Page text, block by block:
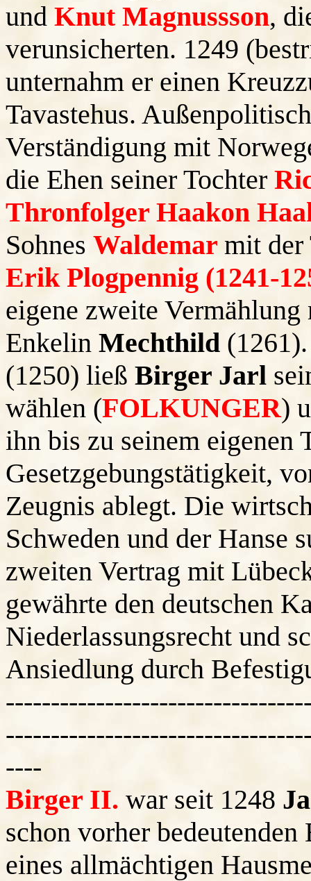
und Knut Magnussson,
verunsicherten. 1249
unternahm er einen
Tavastehus.
Verständigung mit
die Ehen seiner Tochter
Thronfolger Haakon
Sohnes Waldemar mit der
Erik Plogpennig (1241-
eigene zweite
Enkelin Mechthild
(1250) ließ Birger Jarl
wählen (FOLKUNGER)
ihn bis zu seinem eigenen
Gesetzgebungstätigkeit,
Zeugnis ablegt. Die
Schweden und der Hanse
zweiten Vertrag mit
gewährte den deutschen
Niederlassungsrecht und
Ansiedlung durch
----
Birger II. war seit 1248
schon vorher
eines allmächtigen